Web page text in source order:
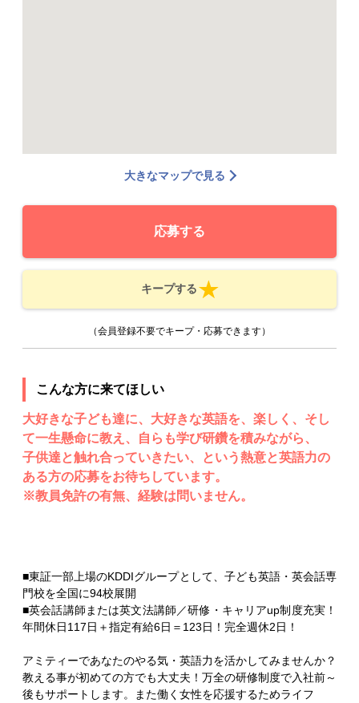
大きなマップで見る
応募する
キープする
（会員登録不要でキープ・応募できます）
こんな方に来てほしい
大好きな子ども達に、大好きな英語を、楽しく、そし
て一生懸命に教え、自らも学び研鑽を積みながら、
子供達と触れ合っていきたい、という熱意と英語力の
ある方の応募をお待ちしています。
※教員免許の有無、経験は問いません。
■東証一部上場のKDDIグループとして、子ども英語・英会話専
門校を全国に94校展開
■英会話講師または英文法講師／研修・キャリアup制度充実！
年間休日117日＋指定有給6日＝123日！完全週休2日！
アミティーであなたのやる気・英語力を活かしてみませんか？
教える事が初めての方でも大丈夫！万全の研修制度で入社前～
後もサポートします。また働く女性を応援するためライフ